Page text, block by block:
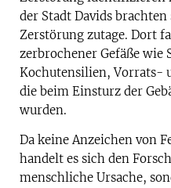
der Stadt Davids
Zerstörung zutage. Dort
zerbrochener Gefäße wie
Kochutensilien, Vorrats-
die beim Einsturz der
wurden.
Da keine Anzeichen von
handelt es sich den
menschliche Ursache,